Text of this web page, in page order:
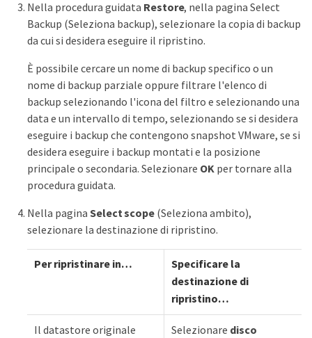
Nella procedura guidata Restore, nella pagina Select
Backup (Seleziona backup), selezionare la copia di backup
da cui si desidera eseguire il ripristino.
È possibile cercare un nome di backup specifico o un
nome di backup parziale oppure filtrare l'elenco di
backup selezionando l'icona del filtro e selezionando una
data e un intervallo di tempo, selezionando se si desidera
eseguire i backup che contengono snapshot VMware, se si
desidera eseguire i backup montati e la posizione
principale o secondaria. Selezionare OK per tornare alla
procedura guidata.
Nella pagina Select scope (Seleziona ambito),
selezionare la destinazione di ripristino.
Per ripristinare in…
Specificare la
destinazione di
ripristino…
Il datastore originale Selezionare disco